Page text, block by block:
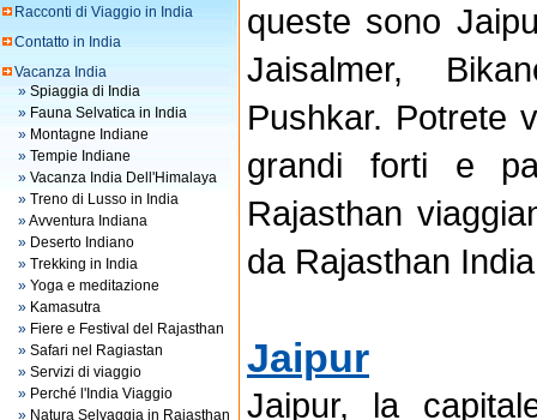
Racconti di Viaggio in India
Contatto in India
Vacanza India
» Spiaggia di India
» Fauna Selvatica in India
» Montagne Indiane
» Tempie Indiane
» Vacanza India Dell'Himalaya
» Treno di Lusso in India
»Avventura Indiana
» Deserto Indiano
» Trekking in India
» Yoga e meditazione
» Kamasutra
» Fiere e Festival del Rajasthan
» Safari nel Ragiastan
» Servizi di viaggio
» Perché l'India Viaggio
» Natura Selvaggia in Rajasthan
queste sono
Jaisalmer,
Pushkar. Potrete
grandi forti e
Rajasthan
da Rajasthan
Jaipur
Jaipur, la